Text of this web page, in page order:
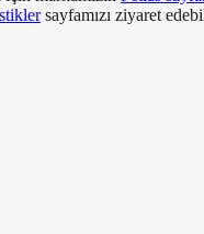
sayfamızı ziyaret